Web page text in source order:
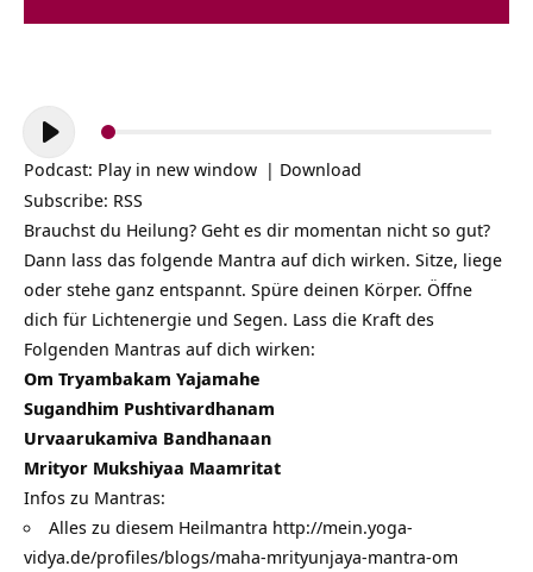
Audio-
Player
Podcast: Play in new window | Download
Subscribe: RSS
Brauchst du Heilung? Geht es dir momentan nicht so gut?
Dann lass das folgende Mantra auf dich wirken. Sitze, liege
oder stehe ganz entspannt. Spüre deinen Körper. Öffne
dich für Lichtenergie und Segen. Lass die Kraft des
Folgenden Mantras auf dich wirken:
Om Tryambakam Yajamahe
Sugandhim Pushtivardhanam
Urvaarukamiva Bandhanaan
Mrityor Mukshiyaa Maamritat
Infos zu Mantras:
Alles zu diesem Heilmantra http://mein.yoga-
vidya.de/profiles/blogs/maha-mrityunjaya-mantra-om